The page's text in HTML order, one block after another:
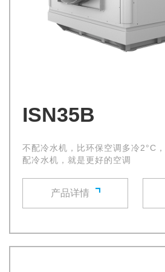
ISN35B
不配冷水机，比环保空调多冷2°C
配冷水机，就是更好的空调
产品详情